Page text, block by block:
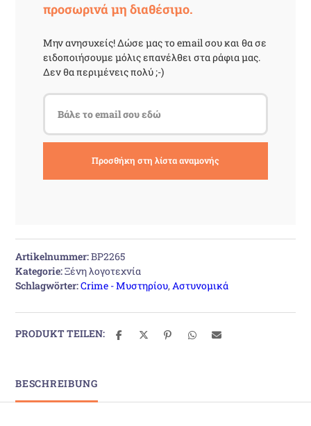
προσωρινά μη διαθέσιμο.
Μην ανησυχείς! Δώσε μας το email σου και θα σε
ειδοποιήσουμε μόλις επανέλθει στα ράφια μας.
Δεν θα περιμένεις πολύ ;-)
Artikelnummer:BP2265
Kategorie:Ξένη λογοτεχνία
Schlagwörter:Crime - Μυστηρίου, Αστυνομικά
PRODUKT TEILEN:
BESCHREIBUNG